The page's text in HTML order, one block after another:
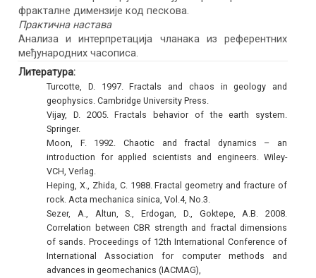
фракталне димензије код пескова.
Практична настава
Анализа и интерпретација чланака из референтних
међународних часописа.
Литература:
Turcotte, D. 1997. Fractals and chaos in geology and
geophysics. Cambridge University Press.
Vijay, D. 2005. Fractals behavior of the earth system.
Springer.
Moon, F. 1992. Chaotic and fractal dynamics – an
introduction for applied scientists and engineers. Wiley-
VCH, Verlag.
Heping, X., Zhida, C. 1988. Fractal geometry and fracture of
rock. Acta mechanica sinica, Vol.4, No.3.
Sezer, A., Altun, S., Erdogan, D., Goktepe, A.B. 2008.
Correlation between CBR strength and fractal dimensions
of sands. Proceedings of 12th International Conference of
International Association for computer methods and
advances in geomechanics (IACMAG),